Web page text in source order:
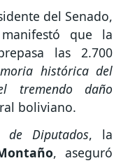
del Senado,
que la
las 2.700
histórica del
tremendo daño
boliviano.
de Diputados, la
, aseguró